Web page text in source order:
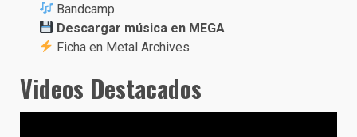
Bandcamp
Descargar música en MEGA
Ficha en Metal Archives
Videos Destacados